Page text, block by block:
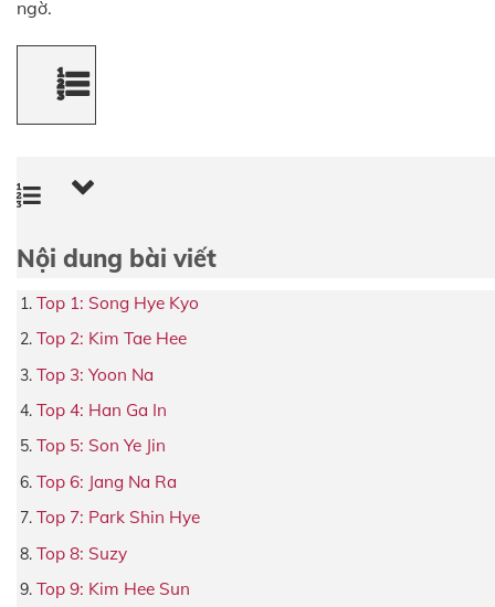
ngờ.
Nội dung bài viết
Top 1: Song Hye Kyo
Top 2: Kim Tae Hee
Top 3: Yoon Na
Top 4: Han Ga In
Top 5: Son Ye Jin
Top 6: Jang Na Ra
Top 7: Park Shin Hye
Top 8: Suzy
Top 9: Kim Hee Sun